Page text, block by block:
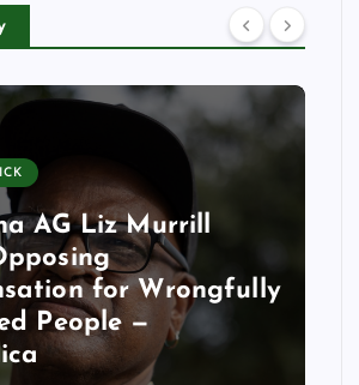
AG Liz Murrill
for Wrongfully
People —